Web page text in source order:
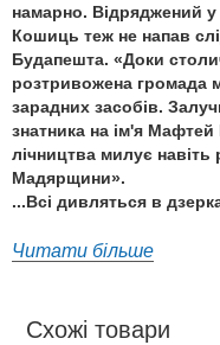
намарно. Відряджений у
Кошиць теж не напав
Будапешта. «Доки
розтривожена громада
зарадних засобів.
знатника на ім'я
лічництва милує
Мадярщини».
...Всі дивляться в
Читати більше
Схожі товари